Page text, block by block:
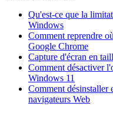
Qu'est-ce que la
Windows
Comment reprendre
Google Chrome
Capture d'écran en
Comment désactiver
Windows 11
Comment désinstaller
navigateurs Web